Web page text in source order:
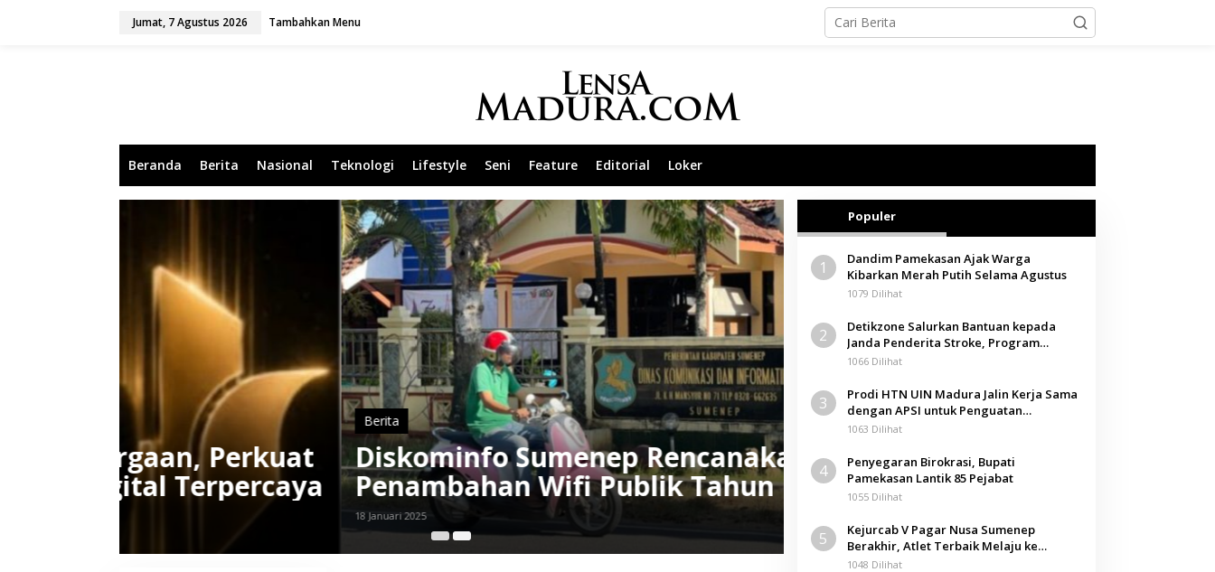
Jumat, 7 Agustus 2026 Tambahkan Menu
Beranda Berita Nasional Teknologi Lifestyle Seni Feature Editorial Loker
Diskominfo Sumenep Rencanakan
Penambahan Wifi Publik Tahun Ini
Nasional
Triv Group Borong Lima
Posisi sebagai Platform Aset
Populer
1
Dandim Pamekasan Ajak Warga
Kibarkan Merah Putih Selama Agustus
1079 Dilihat
2
Detikzone Salurkan Bantuan kepada
Janda Penderita Stroke, Program
Berbagi Masuki Hari ke-61
1066 Dilihat
3
Prodi HTN UIN Madura Jalin Kerja Sama
dengan APSI untuk Penguatan
Kompetensi Mahasiswa
1063 Dilihat
4
Penyegaran Birokrasi, Bupati
Pamekasan Lantik 85 Pejabat
1055 Dilihat
5
Kejurcab V Pagar Nusa Sumenep
Berakhir, Atlet Terbaik Melaju ke
Kejurwil Jatim
1048 Dilihat